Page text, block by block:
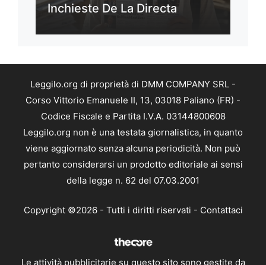
Inchieste De La Directa
Leggilo.org di proprietà di DMM COMPANY SRL -
Corso Vittorio Emanuele II, 13, 03018 Paliano (FR) -
Codice Fiscale e Partita I.V.A. 03144800608
Leggilo.org non è una testata giornalistica, in quanto
viene aggiornato senza alcuna periodicità. Non può
pertanto considerarsi un prodotto editoriale ai sensi
della legge n. 62 del 07.03.2001
Copyright ©2026 - Tutti i diritti riservati - Contattaci
Le attività pubblicitarie su questo sito sono gestite da